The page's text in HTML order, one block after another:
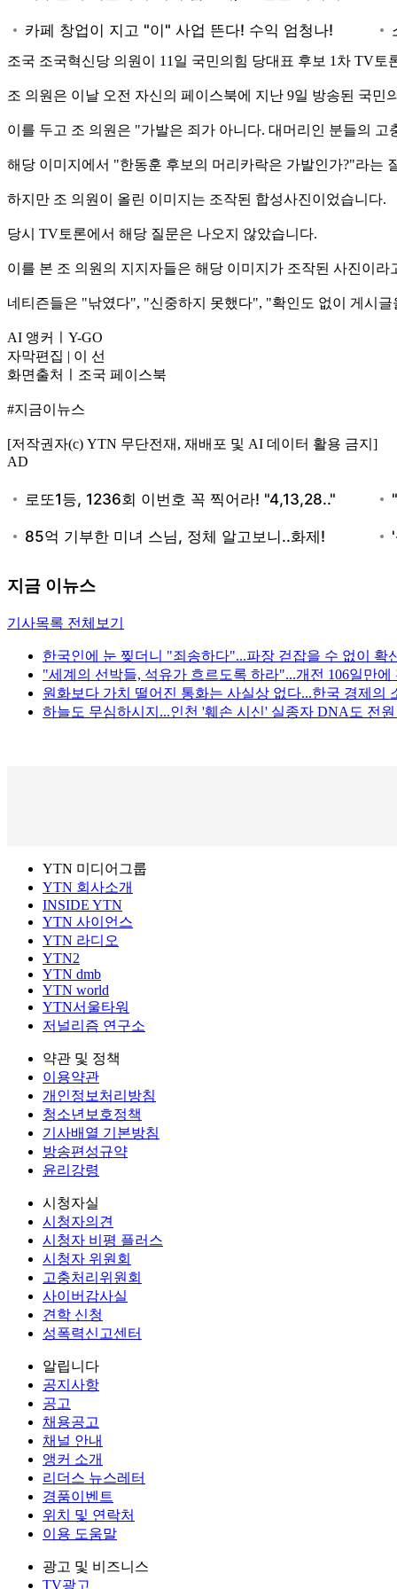
조국 조국혁신당 의원이 11일 국민의힘 당대표 후보 1차 TV
조 의원은 이날 오전 자신의 페이스북에 지난 9일 방송된 국
이를 두고 조 의원은 "가발은 죄가 아니다. 대머리인 분들의
해당 이미지에서 "한동훈 후보의 머리카락은 가발인가?"라는
하지만 조 의원이 올린 이미지는 조작된 합성사진이었습니다.
당시 TV토론에서 해당 질문은 나오지 않았습니다.
이를 본 조 의원의 지지자들은 해당 이미지가 조작된 사진이
네티즌들은 "낚였다", "신중하지 못했다", "확인도 없이 게시
AI 앵커ㅣY-GO
자막편집 | 이 선
화면출처ㅣ조국 페이스북
#지금이뉴스
[저작권자(c) YTN 무단전재, 재배포 및 AI 데이터 활용 금지]
AD
지금 이뉴스
기사목록 전체보기
한국인에 눈 찢더니 "죄송하다"...파장 걷잡을 수 없이 확
"세계의 선박들, 석유가 흐르도록 하라"...개전 106일만에
원화보다 가치 떨어진 통화는 사실상 없다...한국 경제의
하늘도 무심하시지...인천 '훼손 시신' 실종자 DNA도 전
YTN 미디어그룹
YTN 회사소개
INSIDE YTN
YTN 사이언스
YTN 라디오
YTN2
YTN dmb
YTN world
YTN서울타워
저널리즘 연구소
약관 및 정책
이용약관
개인정보처리방침
청소년보호정책
기사배열 기본방침
방송편성규약
윤리강령
시청자실
시청자의견
시청자 비평 플러스
시청자 위원회
고충처리위원회
사이버감사실
견학 신청
성폭력신고센터
알립니다
공지사항
공고
채용공고
채널 안내
앵커 소개
리더스 뉴스레터
경품이벤트
위치 및 연락처
이용 도움말
광고 및 비즈니스
TV광고